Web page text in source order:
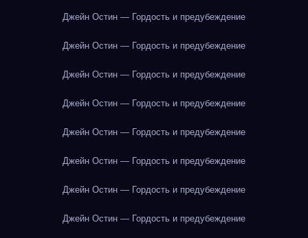
Джейн Остин — Гордость и предубеждение
Джейн Остин — Гордость и предубеждение
Джейн Остин — Гордость и предубеждение
Джейн Остин — Гордость и предубеждение
Джейн Остин — Гордость и предубеждение
Джейн Остин — Гордость и предубеждение
Джейн Остин — Гордость и предубеждение
Джейн Остин — Гордость и предубеждение